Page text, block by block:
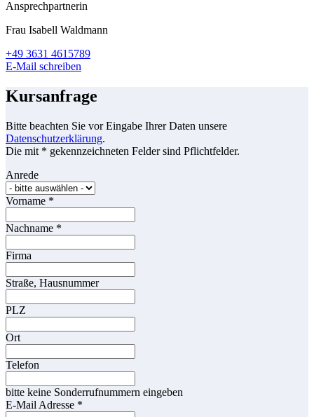
Ansprechpartnerin
Frau Isabell Waldmann
+49 3631 4615789
E-Mail schreiben
Kursanfrage
Bitte beachten Sie vor Eingabe Ihrer Daten unsere
Datenschutzerklärung.
Die mit * gekennzeichneten Felder sind Pflichtfelder.
Anrede
Vorname *
Nachname *
Firma
Straße, Hausnummer
PLZ
Ort
Telefon
bitte keine Sonderrufnummern eingeben
E-Mail Adresse *